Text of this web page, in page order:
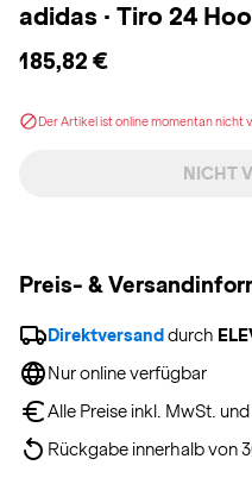
adidas · Tiro 24
185,82 €
Der Artikel ist online momentan nicht
NICHT
Preis- &
Direktversand durch
Nur online verfügbar
Alle Preise inkl. MwSt. und
Rückgabe innerhalb von